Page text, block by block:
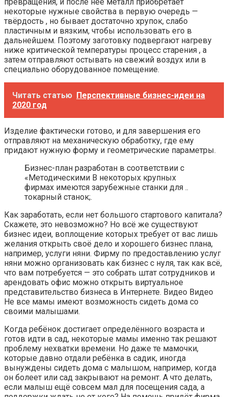
превращения, и после неё металл приобретает
некоторые нужные свойства в первую очередь —
твёрдость , но бывает достаточно хрупок, слабо
пластичным и вязким, чтобы использовать его в
дальнейшем. Поэтому заготовку подвергают нагреву
ниже критической температуры процесс старения , а
затем отправляют остывать на свежий воздух или в
специально оборудованное помещение.
Читать статью Перспективные бизнес-идеи на
2020 год
Изделие фактически готово, и для завершения его
отправляют на механическую обработку, где ему
придают нужную форму и геометрические параметры.
Бизнес-план разработан в соответствии с
«Методическими В некоторых крупных
фирмах имеются зарубежные станки для ..
токарный станок;.
Как заработать, если нет большого стартового капитала?
Скажете, это невозможно? Но всё же существуют
бизнес идеи, воплощение которых требует от вас лишь
желания открыть своё дело и хорошего бизнес плана,
например, услуги няни. Фирму по предоставлению услуг
няни можно организовать как бизнес с нуля, так как всё,
что вам потребуется — это собрать штат сотрудников и
арендовать офис можно открыть виртуальное
представительство бизнеса в Интернете. Видео Видео
Не все мамы имеют возможность сидеть дома со
своими малышами.
Когда ребёнок достигает определённого возраста и
готов идти в сад, некоторые мамы именно так решают
проблему нехватки времени. Но даже те мамочки,
которые давно отдали ребёнка в садик, иногда
вынуждены сидеть дома с малышом, например, когда
он болеет или сад закрывают на ремонт. А что делать,
если малыш ещё совсем мал для посещения сада, а